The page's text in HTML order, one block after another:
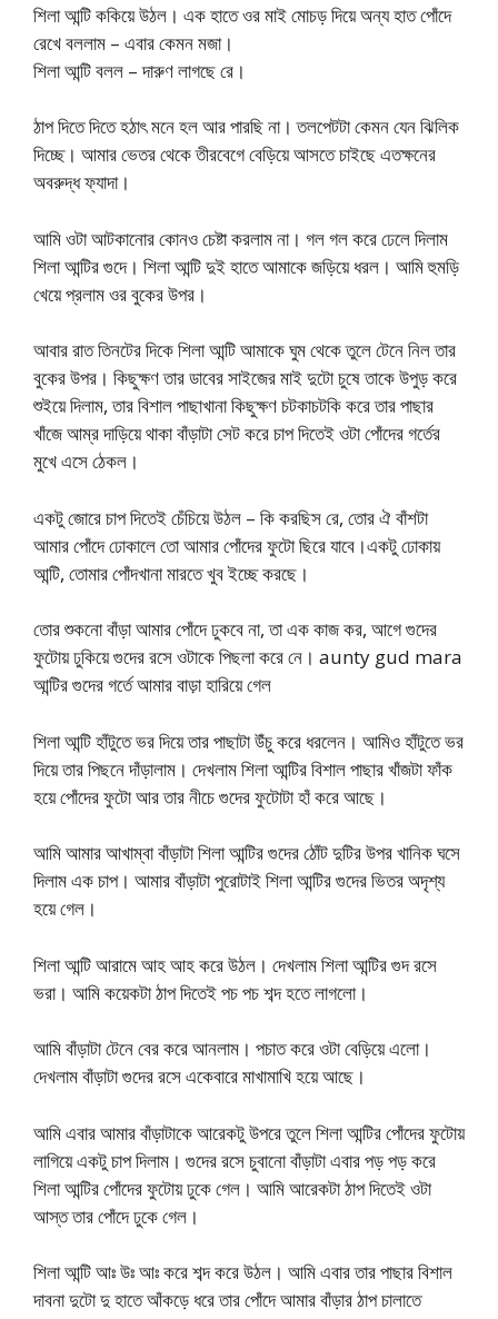
শিলা আন্টি ককিয়ে উঠল। এক হাতে ওর মাই মোচড় দিয়ে অন্য হাত পোঁদে
রেখে বললাম – এবার কেমন মজা।
শিলা আন্টি বলল – দারুণ লাগছে রে।
ঠাপ দিতে দিতে হঠাৎ মনে হল আর পারছি না। তলপেটটা কেমন যেন ঝিলিক
দিচ্ছে। আমার ভেতর থেকে তীরবেগে বেড়িয়ে আসতে চাইছে এতক্ষনের
অবরুদ্ধ ফ্যাদা।
আমি ওটা আটকানোর কোনও চেষ্টা করলাম না। গল গল করে ঢেলে দিলাম
শিলা আন্টির গুদে। শিলা আন্টি দুই হাতে আমাকে জড়িয়ে ধরল। আমি হুমড়ি
খেয়ে প্রলাম ওর বুকের উপর।
আবার রাত তিনটের দিকে শিলা আন্টি আমাকে ঘুম থেকে তুলে টেনে নিল তার
বুকের উপর। কিছুক্ষণ তার ডাবের সাইজের মাই দুটো চুষে তাকে উপুড় করে
শুইয়ে দিলাম, তার বিশাল পাছাখানা কিছুক্ষণ চটকাচটকি করে তার পাছার
খাঁজে আম্র দাড়িয়ে থাকা বাঁড়াটা সেট করে চাপ দিতেই ওটা পোঁদের গর্তের
মুখে এসে ঠেকল।
একটু জোরে চাপ দিতেই চেঁচিয়ে উঠল – কি করছিস রে, তোর ঐ বাঁশটা
আমার পোঁদে ঢোকালে তো আমার পোঁদের ফুটো ছিরে যাবে।একটু ঢোকায়
আন্টি, তোমার পোঁদখানা মারতে খুব ইচ্ছে করছে।
তোর শুকনো বাঁড়া আমার পোঁদে ঢুকবে না, তা এক কাজ কর, আগে গুদের
ফুটোয় ঢুকিয়ে গুদের রসে ওটাকে পিছলা করে নে। aunty gud mara
আন্টির গুদের গর্তে আমার বাড়া হারিয়ে গেল
শিলা আন্টি হাঁটুতে ভর দিয়ে তার পাছাটা উঁচু করে ধরলেন। আমিও হাঁটুতে ভর
দিয়ে তার পিছনে দাঁড়ালাম। দেখলাম শিলা আন্টির বিশাল পাছার খাঁজটা ফাঁক
হয়ে পোঁদের ফুটো আর তার নীচে গুদের ফুটোটা হাঁ করে আছে।
আমি আমার আখাম্বা বাঁড়াটা শিলা আন্টির গুদের ঠোঁট দুটির উপর খানিক ঘসে
দিলাম এক চাপ। আমার বাঁড়াটা পুরোটাই শিলা আন্টির গুদের ভিতর অদৃশ্য
হয়ে গেল।
শিলা আন্টি আরামে আহ আহ করে উঠল। দেখলাম শিলা আন্টির গুদ রসে
ভরা। আমি কয়েকটা ঠাপ দিতেই পচ পচ শব্দ হতে লাগলো।
আমি বাঁড়াটা টেনে বের করে আনলাম। পচাত করে ওটা বেড়িয়ে এলো।
দেখলাম বাঁড়াটা গুদের রসে একেবারে মাখামাখি হয়ে আছে।
আমি এবার আমার বাঁড়াটাকে আরেকটু উপরে তুলে শিলা আন্টির পোঁদের ফুটোয়
লাগিয়ে একটু চাপ দিলাম। গুদের রসে চুবানো বাঁড়াটা এবার পড় পড় করে
শিলা আন্টির পোঁদের ফুটোয় ঢুকে গেল। আমি আরেকটা ঠাপ দিতেই ওটা
আস্ত তার পোঁদে ঢুকে গেল।
শিলা আন্টি আঃ উঃ আঃ করে শব্দ করে উঠল। আমি এবার তার পাছার বিশাল
দাবনা দুটো দু হাতে আঁকড়ে ধরে তার পোঁদে আমার বাঁড়ার ঠাপ চালাতে